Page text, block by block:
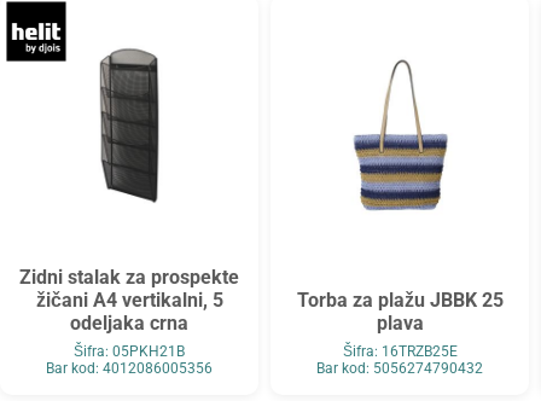
Zidni stalak za prospekte
žičani A4 vertikalni, 5
odeljaka crna
Šifra: 05PKH21B
Bar kod: 4012086005356
Torba za plažu JBBK 25
plava
Šifra: 16TRZB25E
Bar kod: 5056274790432